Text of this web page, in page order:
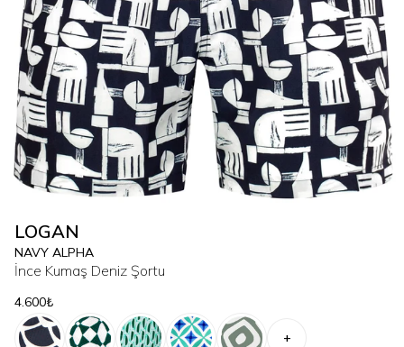
LOGAN
NAVY ALPHA
İnce Kumaş Deniz Şortu
4.600₺
+